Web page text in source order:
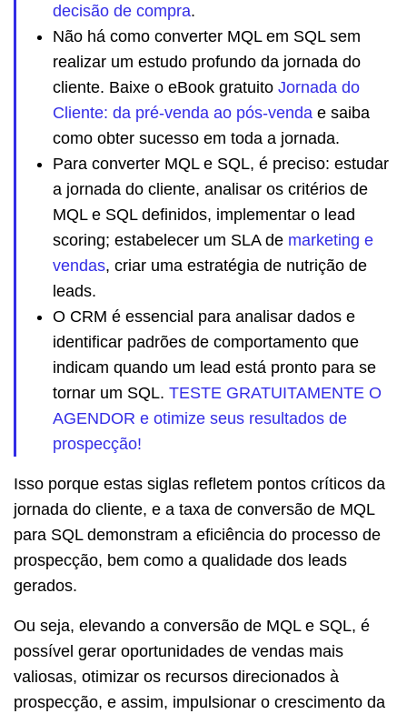
decisão de compra.
Não há como converter MQL em SQL sem
realizar um estudo profundo da jornada do
cliente. Baixe o eBook gratuito Jornada do
Cliente: da pré-venda ao pós-venda e saiba
como obter sucesso em toda a jornada.
Para converter MQL e SQL, é preciso: estudar
a jornada do cliente, analisar os critérios de
MQL e SQL definidos, implementar o lead
scoring; estabelecer um SLA de marketing e
vendas, criar uma estratégia de nutrição de
leads.
O CRM é essencial para analisar dados e
identificar padrões de comportamento que
indicam quando um lead está pronto para se
tornar um SQL. TESTE GRATUITAMENTE O
AGENDOR e otimize seus resultados de
prospecção!
Isso porque estas siglas refletem pontos críticos da
jornada do cliente, e a taxa de conversão de MQL
para SQL demonstram a eficiência do processo de
prospecção, bem como a qualidade dos leads
gerados.
Ou seja, elevando a conversão de MQL e SQL, é
possível gerar oportunidades de vendas mais
valiosas, otimizar os recursos direcionados à
prospecção, e assim, impulsionar o crescimento da